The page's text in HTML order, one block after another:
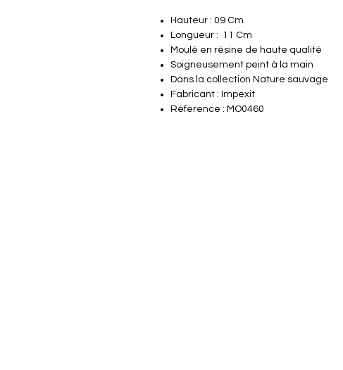
Hauteur : 09 Cm
Longueur : 11 Cm
Moulé en résine de haute qualité
Soigneusement peint à la main
Dans la collection Nature sauvage
Fabricant : Impexit
Référence : MO0460